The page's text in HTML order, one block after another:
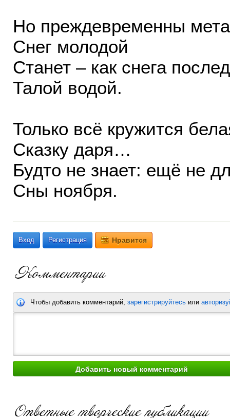
Но преждевременны
Снег молодой
Станет – как снега
Талой водой.
Только всё кружится
Сказку даря…
Будто не знает: ещё не
Сны ноября.
Вход Регистрация Нравится
Чтобы добавить комментарий, зарегистрируйтесь или